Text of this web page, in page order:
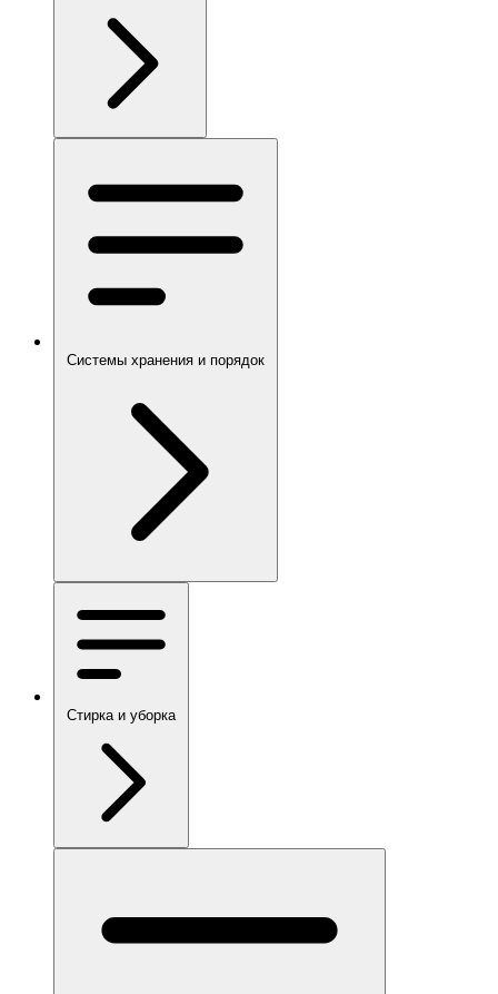
Системы хранения и порядок
Стирка и уборка